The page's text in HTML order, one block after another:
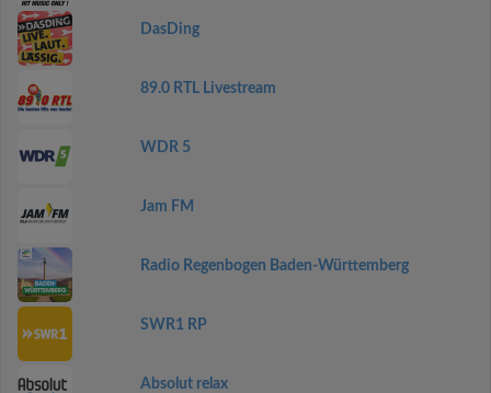
DasDing
89.0 RTL Livestream
WDR 5
Jam FM
Radio Regenbogen Baden-Württemberg
SWR1 RP
Absolut relax